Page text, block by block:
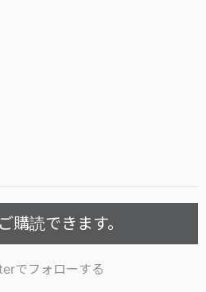
購読できます。
でフォローする